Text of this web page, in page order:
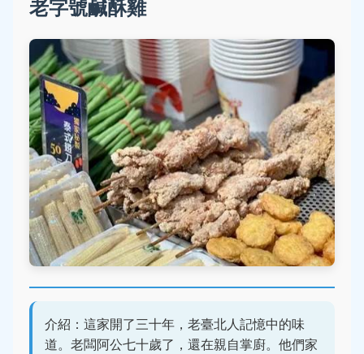
老字號鹹酥雞
介紹：這家開了三十年，老臺北人記憶中的味
道。老闆阿公七十歲了，還在親自掌廚。他們家